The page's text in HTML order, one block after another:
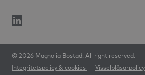
© 2026 Magnolia Bostad. All right reserved.
Integritetspolicy & cookies
Visselblåsarpolicy